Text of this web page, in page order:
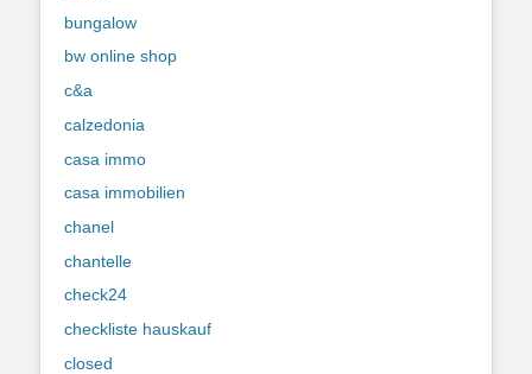
bungalow
bw online shop
c&a
calzedonia
casa immo
casa immobilien
chanel
chantelle
check24
checkliste hauskauf
closed